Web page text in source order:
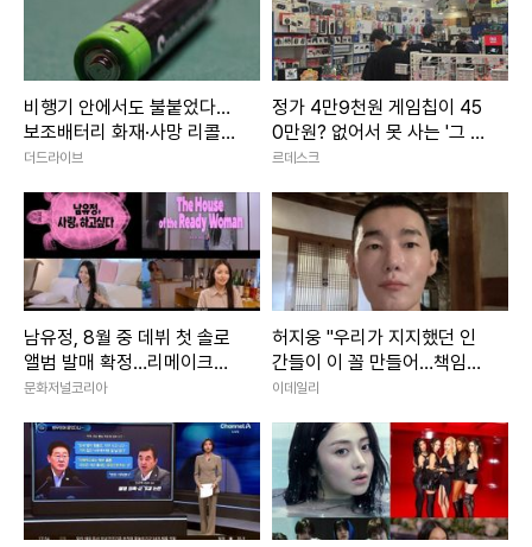
비행기 안에서도 불붙었다…
보조배터리 화재·사망 리콜
잇따라
더드라이브
정가 4만9천원 게임칩이 45
0만원? 없어서 못 사는 '그 시
절의 향수'
르데스크
남유정, 8월 중 데뷔 첫 솔로
앨범 발매 확정…리메이크로
채운다
문화저널코리아
허지웅 "우리가 지지했던 인
간들이 이 꼴 만들어…책임지
자"
이데일리